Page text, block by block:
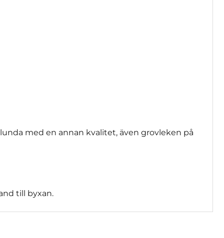
med en annan kvalitet, även grovleken på
till byxan.